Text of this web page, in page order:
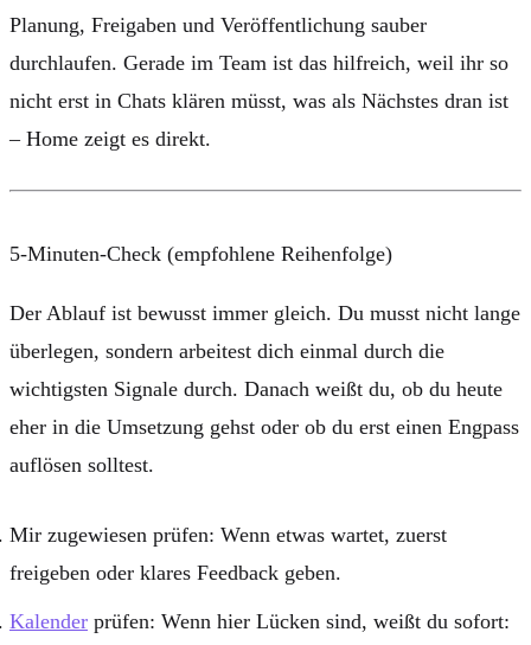
Planung, Freigaben und Veröffentlichung sauber
durchlaufen. Gerade im Team ist das hilfreich, weil ihr so
nicht erst in Chats klären müsst, was als Nächstes dran ist
– Home zeigt es direkt.
5-Minuten-Check (empfohlene Reihenfolge)
Der Ablauf ist bewusst immer gleich. Du musst nicht lange
überlegen, sondern arbeitest dich einmal durch die
wichtigsten Signale durch. Danach weißt du, ob du heute
eher in die Umsetzung gehst oder ob du erst einen Engpass
auflösen solltest.
Mir zugewiesen prüfen: Wenn etwas wartet, zuerst
freigeben oder klares Feedback geben.
Kalender prüfen: Wenn hier Lücken sind, weißt du sofort: